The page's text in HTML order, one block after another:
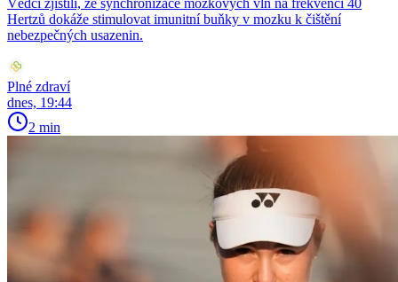
Vědci zjistili, že synchronizace mozkových vln na frekvenci 40
Hertzů dokáže stimulovat imunitní buňky v mozku k čištění
nebezpečných usazenin.
Plné zdraví
dnes, 19:44
2 min